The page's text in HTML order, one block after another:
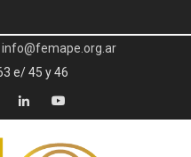
info@femape.org.ar
e/ 45 y 46
LinkedInYouTube